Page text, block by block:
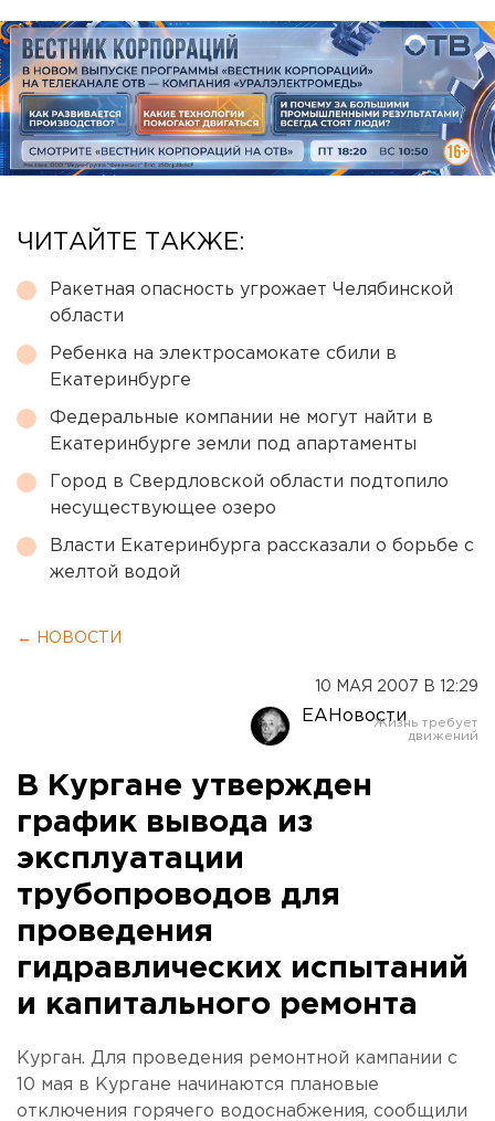
ЧИТАЙТЕ ТАКЖЕ:
Ракетная опасность угрожает Челябинской
области
Ребенка на электросамокате сбили в
Екатеринбурге
Федеральные компании не могут найти в
Екатеринбурге земли под апартаменты
Город в Свердловской области подтопило
несуществующее озеро
Власти Екатеринбурга рассказали о борьбе с
желтой водой
← НОВОСТИ
10 МАЯ 2007 В 12:29
ЕАНовости
В Кургане утвержден
график вывода из
эксплуатации
трубопроводов для
проведения
гидравлических испытаний
и капитального ремонта
Курган. Для проведения ремонтной кампании с
10 мая в Кургане начинаются плановые
отключения горячего водоснабжения, сообщили